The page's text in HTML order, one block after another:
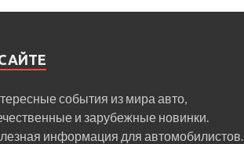
события из мира авто,
и зарубежные новинки.
информация для автомобилистов.